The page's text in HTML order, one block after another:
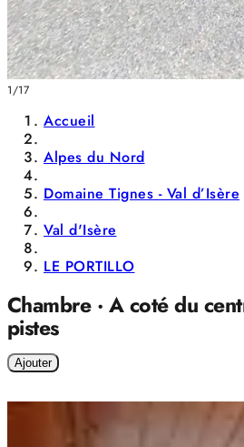
1/17
Accueil
Alpes du Nord
Domaine Tignes - Val d’Isère
Val d'Isère
LE PORTILLO
Chambre · A coté du
pistes
Ajouter